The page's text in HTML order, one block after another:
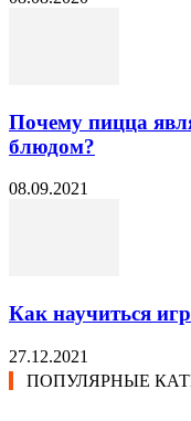
Почему пицца
блюдом?
08.09.2021
Как научиться
27.12.2021
ПОПУЛЯРНЫЕ